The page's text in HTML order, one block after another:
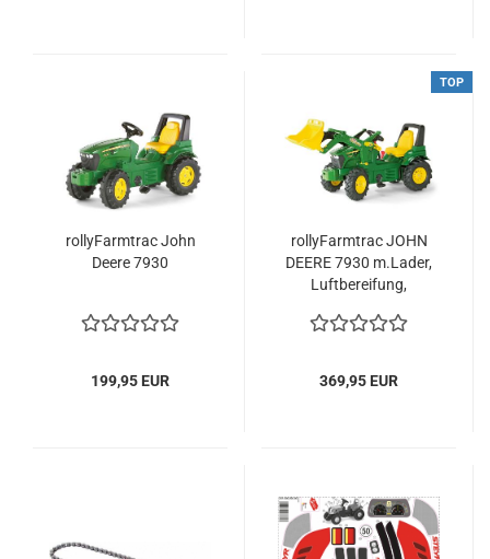
rollyFarmtrac John
Deere 7930
199,95 EUR
TOP
rollyFarmtrac JOHN
DEERE 7930 m.Lader,
Luftbereifung,
369,95 EUR